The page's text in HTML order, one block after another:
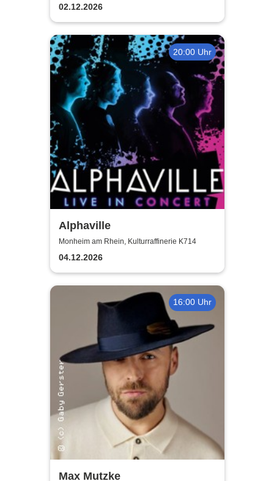
02.12.2026
20:00 Uhr
Alphaville
Monheim am Rhein, Kulturraffinerie K714
04.12.2026
16:00 Uhr
Max Mutzke